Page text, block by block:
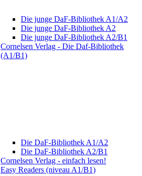
Die junge DaF-Bibliothek A1/A2
Die junge DaF-Bibliothek A2
Die junge DaF-Bibliothek A2/B1
Cornelsen Verlag - Die Daf-Bibliothek
(A1/B1)
Die DaF-Bibliothek A1/A2
Die DaF-Bibliothek A2/B1
Cornelsen Verlag - einfach lesen!
Easy Readers (niveau A1/B1)